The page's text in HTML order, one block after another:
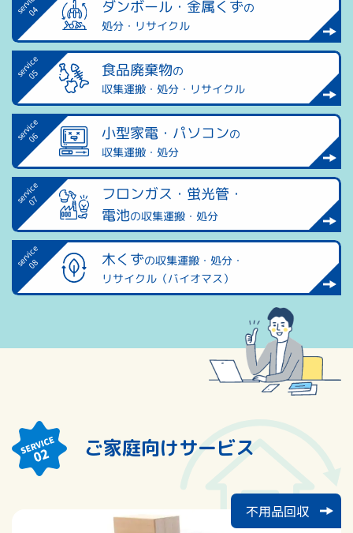
ダンボール・金属くずの
処分・リサイクル
食品廃棄物の
収集運搬・処分・リサイクル
小型家電・パソコンの
収集運搬・処分
フロンガス・蛍光管・
電池の収集運搬・処分
木くずの収集運搬・処分・
リサイクル（バイオマス）
ご家庭向けサービス
不用品回収